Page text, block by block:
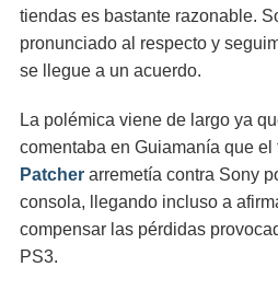
tiendas es bastante razonable.
pronunciado al respecto y
se llegue a un acuerdo.
La polémica viene de largo ya
comentaba en Guiamanía que el
Patcher arremetía contra Sony
consola, llegando incluso a
compensar las pérdidas
PS3.